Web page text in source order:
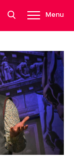
Menu